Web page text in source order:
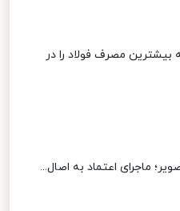
مصرف فولاد را در
ماجرای اعتماد به اصال...